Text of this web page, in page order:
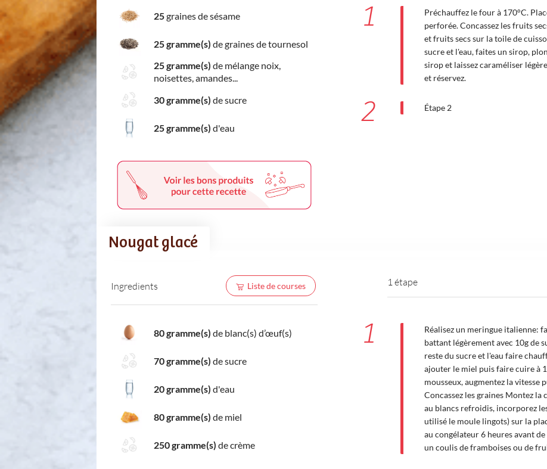
25graines de sésame
25 gramme(s) de graines de tournesol
25 gramme(s) de mélange noix,
noisettes, amandes...
30 gramme(s) de sucre
25 gramme(s) d'eau
1
Préchauffez le four à 170°C.
perforée. Concassez les fruits
et fruits secs sur la toile de
sucre et l'eau, faites un sirop,
sirop et laissez caraméliser
et réservez.
2 Étape 2
Nougat glacé
Ingredients Liste de courses
80 gramme(s) de blanc(s) d’œuf(s)
70 gramme(s) de sucre
20 gramme(s) d'eau
80 gramme(s) de miel
250 gramme(s) de crème
1 étape
1
Réalisez un meringue italienne:
battant légèrement avec 10g de
reste du sucre et l'eau faire
ajouter le miel puis faire cuire à
mousseux, augmentez la
Concassez les graines Montez
au blancs refroidis, incorporez
utilisé le moule lingots) sur la
au congélateur 6 heures avant
un coulis de framboises ou de